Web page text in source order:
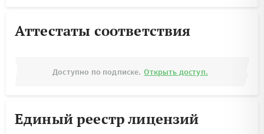
Аттестаты соответствия
Доступно по подписке. Открыть доступ.
Единый реестр лицензий